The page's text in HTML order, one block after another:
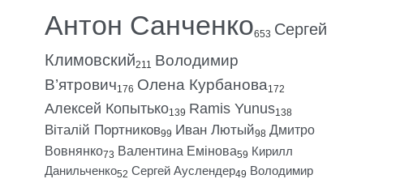
Антон Санченко653 Сергей
Климовский211 Володимир
В’ятрович176 Олена Курбанова172
Алексей Копытько139 Ramis Yunus138
Віталій Портников99 Иван Лютый98 Дмитро
Вовнянко73 Валентина Емінова59 Кирилл
Данильченко52 Сергей Ауслендер49 Володимир